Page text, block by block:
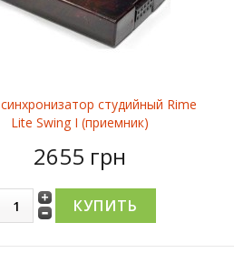
студийный Rime
Lite Swing I (приемник)
2655 грн